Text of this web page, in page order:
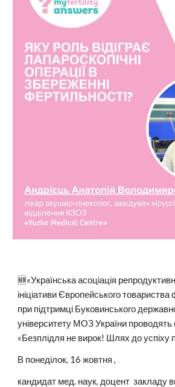
🆕«Українська асоціація
ініціативи Європейського товариства
при підтримці Буковинського
університету МОЗ України проводять
«Безплідля не вирок! Шлях до успіху
В понеділок, 16 жовтня ,
кандидат мед. наук, доцент закладу